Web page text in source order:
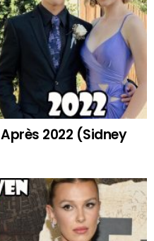
2022 (Sidney